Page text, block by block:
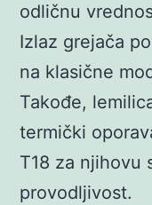
odličnu
Izlaz grejača
na klasične
Takođe,
termički
T18 za njihovu
provodljivost.